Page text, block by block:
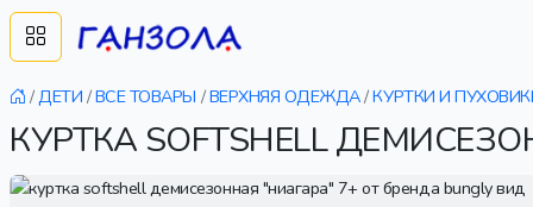
/ДЕТИ /ВСЕ ТОВАРЫ /ВЕРХНЯЯ ОДЕЖДА/КУРТКИ И
КУРТКА SOFTSHELL